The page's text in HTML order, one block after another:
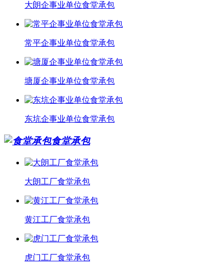
大朗企事业单位食堂承包
常平企事业单位食堂承包
塘厦企事业单位食堂承包
东坑企事业单位食堂承包
食堂承包
大朗工厂食堂承包
黄江工厂食堂承包
虎门工厂食堂承包